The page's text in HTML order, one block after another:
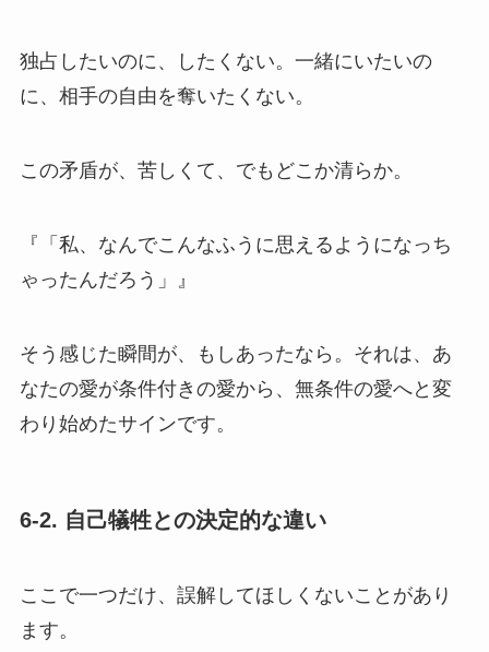
独占したいのに、したくない。一緒にいたいの
に、相手の自由を奪いたくない。
この矛盾が、苦しくて、でもどこか清らか。
『「私、なんでこんなふうに思えるようになっち
ゃったんだろう」』
そう感じた瞬間が、もしあったなら。それは、あ
なたの愛が条件付きの愛から、無条件の愛へと変
わり始めたサインです。
6-2. 自己犠牲との決定的な違い
ここで一つだけ、誤解してほしくないことがあり
ます。